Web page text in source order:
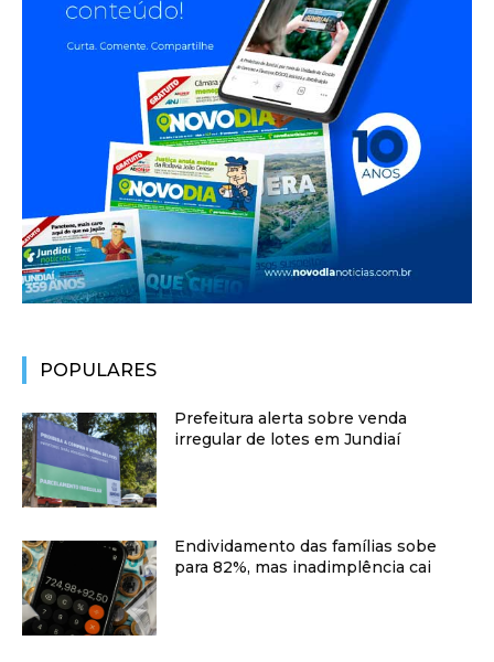
POPULARES
Prefeitura alerta sobre venda
irregular de lotes em Jundiaí
Endividamento das famílias sobe
para 82%, mas inadimplência cai